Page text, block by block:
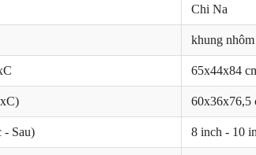
Chi Na
khung nhôm
65x44x84
60x36x76,5
- Sau) 8 inch - 10